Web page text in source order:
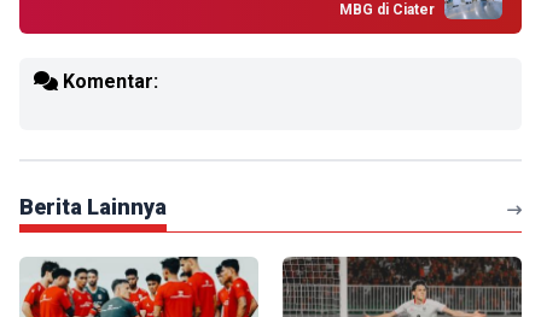
MBG di Ciater
Komentar:
Berita Lainnya